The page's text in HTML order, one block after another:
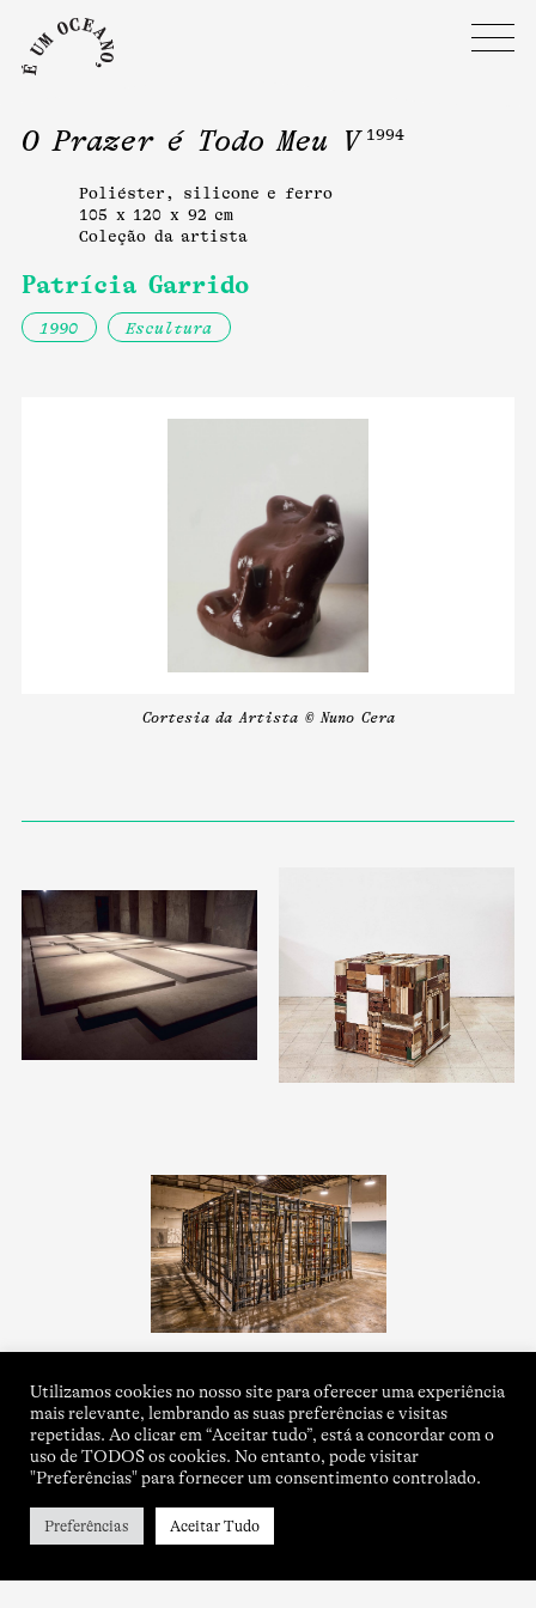
O Prazer é Todo Meu V 1994
Poliéster, silicone e ferro
105 x 120 x 92 cm
Coleção da artista
Patrícia Garrido
1990 Escultura
Cortesia da Artista © Nuno Cera
Utilizamos cookies no nosso site para oferecer uma experiência
mais relevante, lembrando as suas preferências e visitas
repetidas. Ao clicar em “Aceitar tudo”, está a concordar com o
uso de TODOS os cookies. No entanto, pode visitar
"Preferências" para fornecer um consentimento controlado.
Preferências Aceitar Tudo